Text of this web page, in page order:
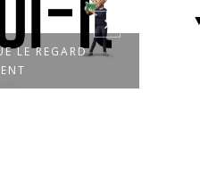
SEMBLANT
UN